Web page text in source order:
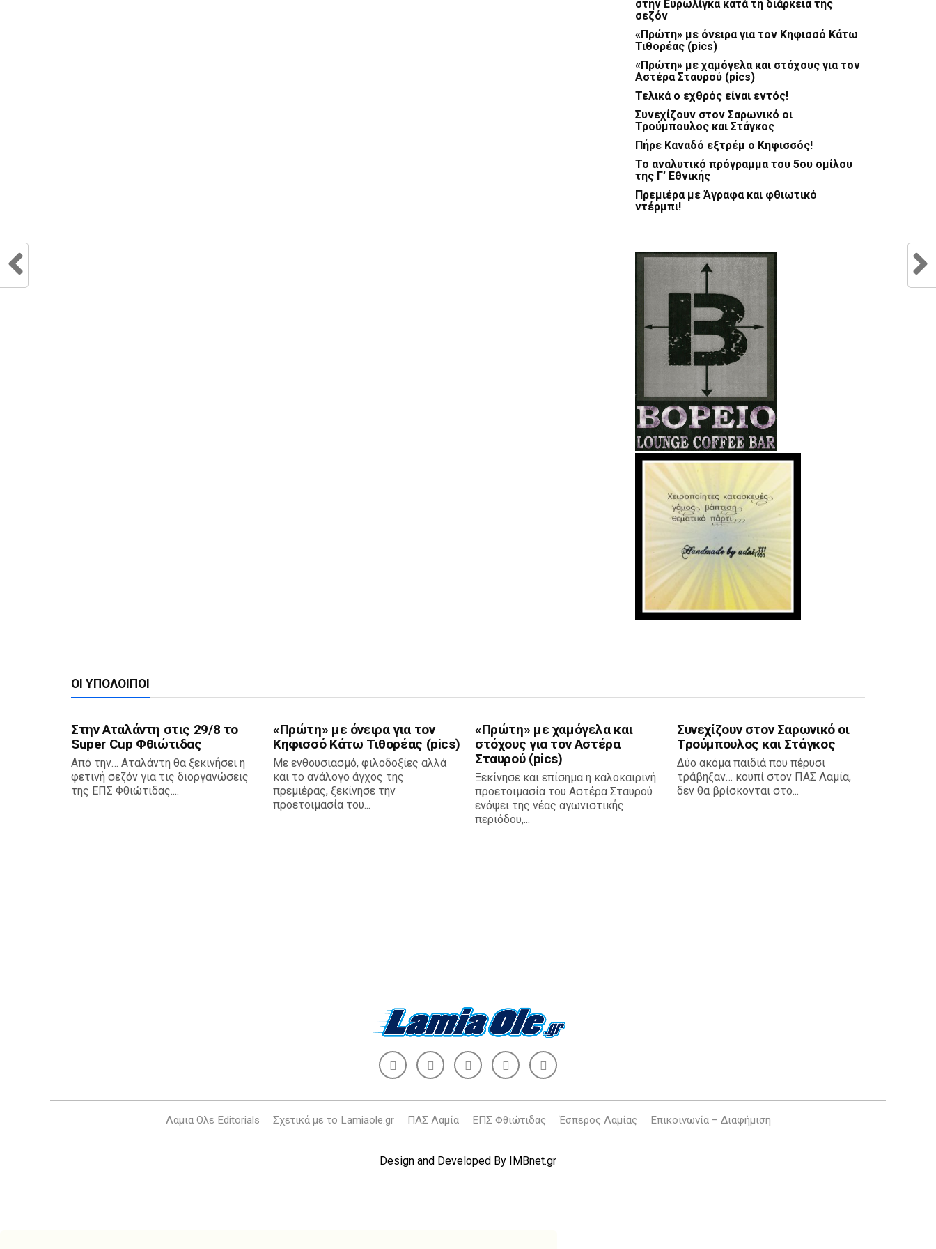
στην Ευρωλίγκα κατά τη διάρκεια της
σεζόν
«Πρώτη» με όνειρα για τον Κηφισσό Κάτω
Τιθορέας (pics)
«Πρώτη» με χαμόγελα και στόχους για τον
Αστέρα Σταυρού (pics)
Τελικά ο εχθρός είναι εντός!
Συνεχίζουν στον Σαρωνικό οι
Τρούμπουλος και Στάγκος
Πήρε Καναδό εξτρέμ ο Κηφισσός!
Το αναλυτικό πρόγραμμα του 5ου ομίλου
της Γ’ Εθνικής
Πρεμιέρα με Άγραφα και φθιωτικό
ντέρμπι!
ΟΙ ΥΠΌΛΟΙΠΟΙ
Στην Αταλάντη στις 29/8 το
Super Cup Φθιώτιδας
Από την… Αταλάντη θα ξεκινήσει η
φετινή σεζόν για τις διοργανώσεις
της ΕΠΣ Φθιώτιδας....
«Πρώτη» με όνειρα για τον
Κηφισσό Κάτω Τιθορέας (pics)
Με ενθουσιασμό, φιλοδοξίες αλλά
και το ανάλογο άγχος της
πρεμιέρας, ξεκίνησε την
προετοιμασία του...
«Πρώτη» με χαμόγελα και
στόχους για τον Αστέρα
Σταυρού (pics)
Ξεκίνησε και επίσημα η καλοκαιρινή
προετοιμασία του Αστέρα Σταυρού
ενόψει της νέας αγωνιστικής
περιόδου,...
Συνεχίζουν στον Σαρωνικό οι
Τρούμπουλος και Στάγκος
Δύο ακόμα παιδιά που πέρυσι
τράβηξαν… κουπί στον ΠΑΣ Λαμία,
δεν θα βρίσκονται στο...
Λαμια Ολε Editorials Σχετικά με το Lamiaole.gr ΠΑΣ Λαμία ΕΠΣ Φθιώτιδας Έσπερος Λαμίας Επικοινωνία – Διαφήμιση
Design and Developed By IMBnet.gr